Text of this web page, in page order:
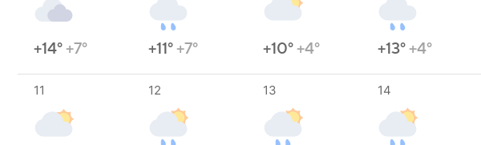
+14°+7° +11°+7° +10°+4° +13°+4°
11 12 13 14